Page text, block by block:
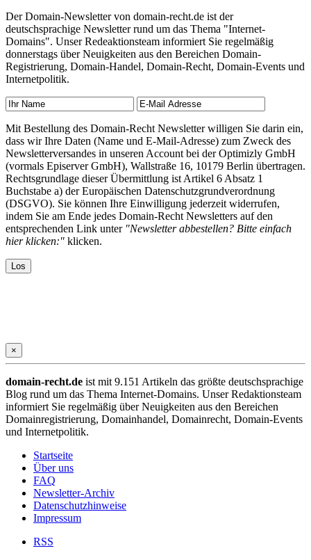
Der Domain-Newsletter von domain-recht.de ist der
deutschsprachige Newsletter rund um das Thema "Internet-
Domains". Unser Redeaktionsteam informiert Sie regelmäßig
donnerstags über Neuigkeiten aus den Bereichen Domain-
Registrierung, Domain-Handel, Domain-Recht, Domain-Events und
Internetpolitik.
Mit Bestellung des Domain-Recht Newsletter willigen Sie darin ein,
dass wir Ihre Daten (Name und E-Mail-Adresse) zum Zweck des
Newsletterversandes in unseren Account bei der Optimizly GmbH
(vormals Episerver GmbH), Wallstraße 16, 10179 Berlin übertragen.
Rechtsgrundlage dieser Übermittlung ist Artikel 6 Absatz 1
Buchstabe a) der Europäischen Datenschutzgrundverordnung
(DSGVO). Sie können Ihre Einwilligung jederzeit widerrufen,
indem Sie am Ende jedes Domain-Recht Newsletters auf den
entsprechenden Link unter "Newsletter abbestellen? Bitte einfach
hier klicken:" klicken.
×
domain-recht.de ist mit 9.151 Artikeln das größte deutschsprachige
Blog rund um das Thema Internet-Domains. Unser Redaktionsteam
informiert Sie regelmäßig über Neuigkeiten aus den Bereichen
Domainregistrierung, Domainhandel, Domainrecht, Domain-Events
und Internetpolitik.
Startseite
Über uns
FAQ
Newsletter-Archiv
Datenschutzhinweise
Impressum
RSS